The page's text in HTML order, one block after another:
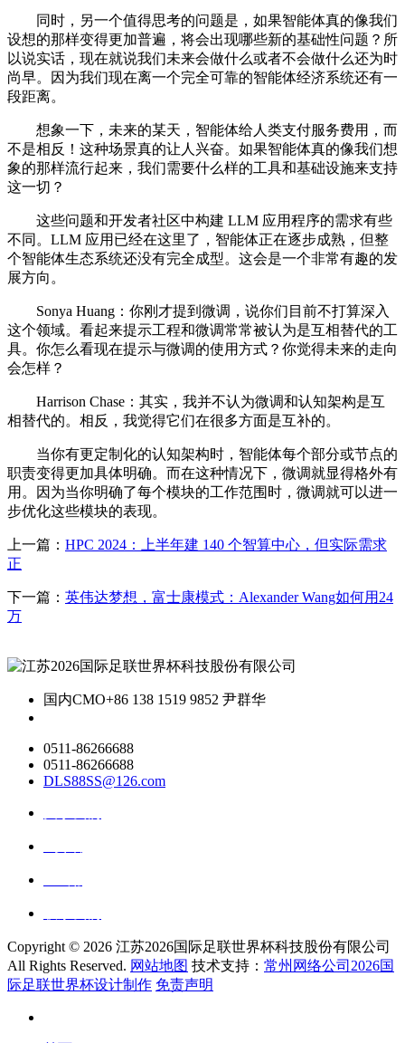
同时，另一个值得思考的问题是，如果智能体真的像我们
设想的那样变得更加普遍，将会出现哪些新的基础性问题？所
以说实话，现在就说我们未来会做什么或者不会做什么还为时
尚早。因为我们现在离一个完全可靠的智能体经济系统还有一
段距离。
想象一下，未来的某天，智能体给人类支付服务费用，而
不是相反！这种场景真的让人兴奋。如果智能体真的像我们想
象的那样流行起来，我们需要什么样的工具和基础设施来支持
这一切？
这些问题和开发者社区中构建 LLM 应用程序的需求有些
不同。LLM 应用已经在这里了，智能体正在逐步成熟，但整
个智能体生态系统还没有完全成型。这会是一个非常有趣的发
展方向。
Sonya Huang：你刚才提到微调，说你们目前不打算深入
这个领域。看起来提示工程和微调常常被认为是互相替代的工
具。你怎么看现在提示与微调的使用方式？你觉得未来的走向
会怎样？
Harrison Chase：其实，我并不认为微调和认知架构是互
相替代的。相反，我觉得它们在很多方面是互补的。
当你有更定制化的认知架构时，智能体每个部分或节点的
职责变得更加具体明确。而在这种情况下，微调就显得格外有
用。因为当你明确了每个模块的工作范围时，微调就可以进一
步优化这些模块的表现。
上一篇： HPC 2024：上半年建 140 个智算中心，但实际需求
正
下一篇： 英伟达梦想，富士康模式：Alexander Wang如何用24
万
国内CMO+86 138 1519 9852 尹群华
0511-86266688
0511-86266688
DLS88SS@126.com
Copyright © 2026 江苏2026国际足联世界杯科技股份有限公司
All Rights Reserved. 网站地图 技术支持： 常州网络公司2026国
际足联世界杯设计制作 免责声明